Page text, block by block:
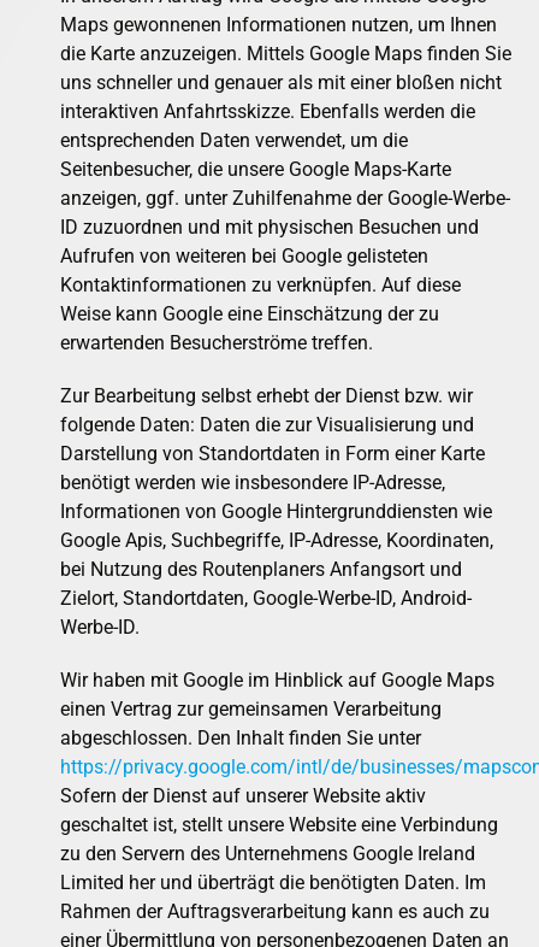
Maps gewonnenen Informationen nutzen, um Ihnen
die Karte anzuzeigen. Mittels Google Maps finden Sie
uns schneller und genauer als mit einer bloßen nicht
interaktiven Anfahrtsskizze. Ebenfalls werden die
entsprechenden Daten verwendet, um die
Seitenbesucher, die unsere Google Maps-Karte
anzeigen, ggf. unter Zuhilfenahme der Google-Werbe-
ID zuzuordnen und mit physischen Besuchen und
Aufrufen von weiteren bei Google gelisteten
Kontaktinformationen zu verknüpfen. Auf diese
Weise kann Google eine Einschätzung der zu
erwartenden Besucherströme treffen.
Zur Bearbeitung selbst erhebt der Dienst bzw. wir
folgende Daten: Daten die zur Visualisierung und
Darstellung von Standortdaten in Form einer Karte
benötigt werden wie insbesondere IP-Adresse,
Informationen von Google Hintergrunddiensten wie
Google Apis, Suchbegriffe, IP-Adresse, Koordinaten,
bei Nutzung des Routenplaners Anfangsort und
Zielort, Standortdaten, Google-Werbe-ID, Android-
Werbe-ID.
Wir haben mit Google im Hinblick auf Google Maps
einen Vertrag zur gemeinsamen Verarbeitung
abgeschlossen. Den Inhalt finden Sie unter
https://privacy.google.com/intl/de/businesses/
Sofern der Dienst auf unserer Website aktiv
geschaltet ist, stellt unsere Website eine Verbindung
zu den Servern des Unternehmens Google Ireland
Limited her und überträgt die benötigten Daten. Im
Rahmen der Auftragsverarbeitung kann es auch zu
einer Übermittlung von personenbezogenen Daten an